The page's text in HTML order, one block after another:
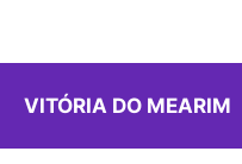
VITÓRIA DO MEARIM